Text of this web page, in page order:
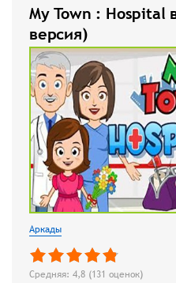
My Town : Hospital
версия)
Аркады
Средняя: 4,8 (131 оценок)